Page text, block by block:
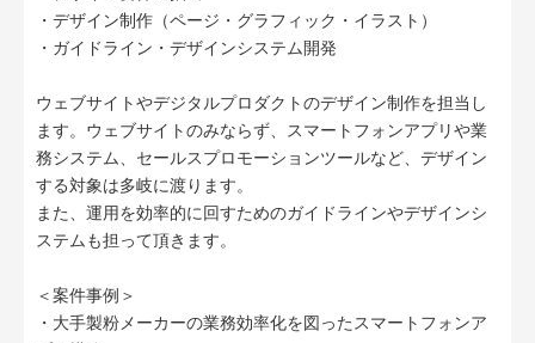
・デザイン制作（ページ・グラフィック・イラスト）
・ガイドライン・デザインシステム開発
ウェブサイトやデジタルプロダクトのデザイン制作を担当し
ます。ウェブサイトのみならず、スマートフォンアプリや業
務システム、セールスプロモーションツールなど、デザイン
する対象は多岐に渡ります。
また、運用を効率的に回すためのガイドラインやデザインシ
ステムも担って頂きます。
＜案件事例＞
・大手製粉メーカーの業務効率化を図ったスマートフォンア